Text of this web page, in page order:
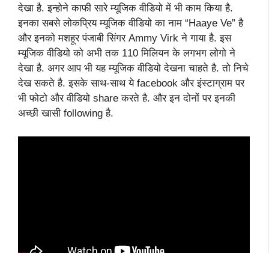
देखा है. इन्होने काफी सारे म्यूजिक वीडियो में भी काम किया है.
इनका सबसे लोकप्रिय म्यूजिक वीडियो का नाम “Haaye Ve” है
और इनको मशहूर पंजाबी सिंगर Ammy Virk ने गाया है. इस
म्यूजिक वीडियो को अभी तक 110 मिलियन के लगभग लोगो ने
देखा है. अगर आप भी यह म्यूजिक वीडियो देखना चाहते है. तो निचे
देख सकते है. इसके साथ-साथ ये facebook और इंस्टाग्राम पर
भी फोटो और वीडियो share करते है. और इन दोनों पर इनकी
अच्छी खासी following है.